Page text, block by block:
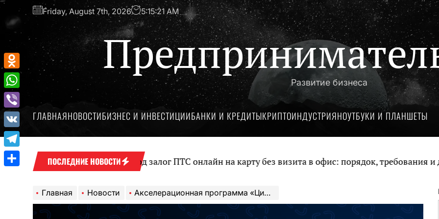
Перейти
содержимому
Friday, August 7th, 2026 5:15:22 AM
Развитие бизнеса
ГЛАВНАЯНОВОСТИБИЗНЕС И ИНВЕСТИЦИИБАНКИ И КРЕДИТЫКРИПТОИНДУСТРИЯНОУТБУКИ И ПЛАНШЕТЫ
ПОСЛЕДНИЕ НОВОСТИ
Оформление займа под залог ПТС онлайн на карту без визита в офис: порядок, требования и документы
Главная Новости Акселерационная программа «Цифра» готовится к итоговому этапу
Odnoklassniki
WhatsApp
Viber
VK
Telegram
Отправить